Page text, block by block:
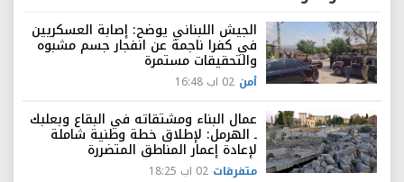
الجيش اللبناني يوضح: إصابة العسكريين
في كفرا ناجمة عن انفجار جسم مشبوه
والتحقيقات مستمرة
أمن 02 اب 16:48
عمال البناء ومشتقاته في البقاع وبعلبك
ـ الهرمل: لإطلاق خطة وطنية شاملة
لإعادة إعمار المناطق المتضررة
متفرقات 02 اب 18:25